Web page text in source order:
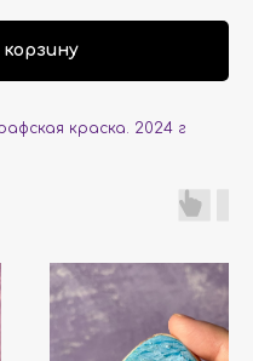
краска. 2024 г